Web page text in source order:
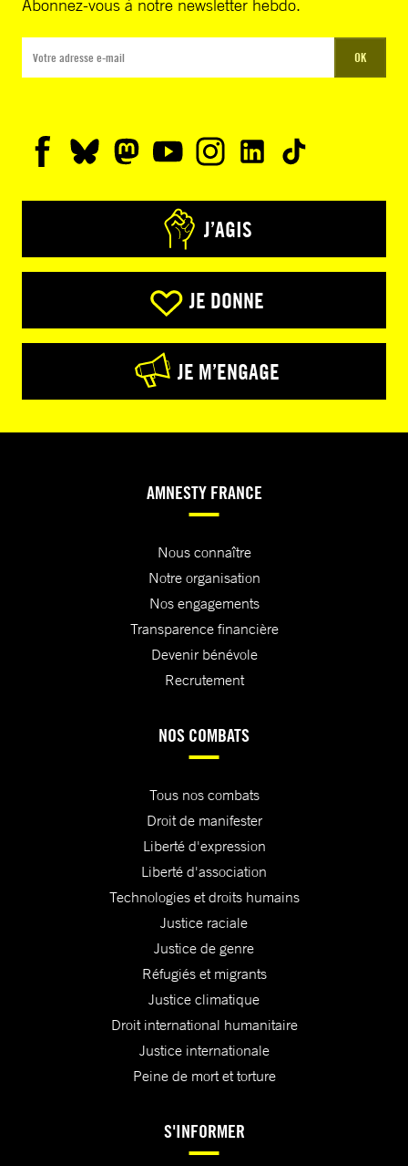
Abonnez-vous à notre newsletter hebdo.
OK
J’AGIS
JE DONNE
JE M’ENGAGE
AMNESTY FRANCE
Nous connaître
Notre organisation
Nos engagements
Transparence financière
Devenir bénévole
Recrutement
NOS COMBATS
Tous nos combats
Droit de manifester
Liberté d'expression
Liberté d'association
Technologies et droits humains
Justice raciale
Justice de genre
Réfugiés et migrants
Justice climatique
Droit international humanitaire
Justice internationale
Peine de mort et torture
S'INFORMER